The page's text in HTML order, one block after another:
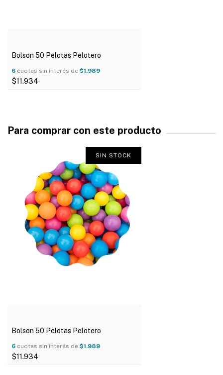
Bolson 50 Pelotas Pelotero
6 cuotas sin interés de $1.989
$11.934
Para comprar con este producto
SIN STOCK
Bolson 50 Pelotas Pelotero
6 cuotas sin interés de $1.989
$11.934